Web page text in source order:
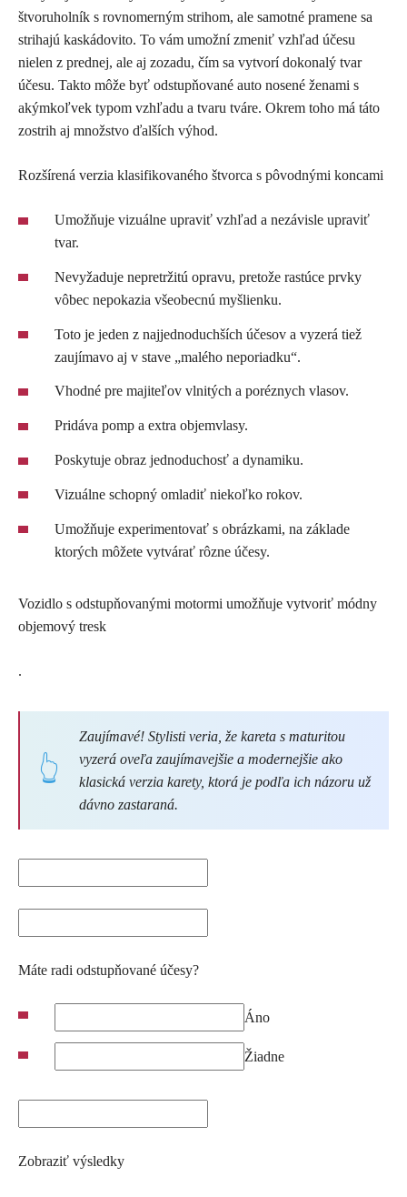
štvoruholník s rovnomerným strihom, ale samotné pramene sa
strihajú kaskádovito. To vám umožní zmeniť vzhľad účesu
nielen z prednej, ale aj zozadu, čím sa vytvorí dokonalý tvar
účesu. Takto môže byť odstupňované auto nosené ženami s
akýmkoľvek typom vzhľadu a tvaru tváre. Okrem toho má táto
zostrih aj množstvo ďalších výhod.
Rozšírená verzia klasifikovaného štvorca s pôvodnými koncami
Umožňuje vizuálne upraviť vzhľad a nezávisle upraviť
tvar.
Nevyžaduje nepretržitú opravu, pretože rastúce prvky
vôbec nepokazia všeobecnú myšlienku.
Toto je jeden z najjednoduchších účesov a vyzerá tiež
zaujímavo aj v stave „malého neporiadku“.
Vhodné pre majiteľov vlnitých a poréznych vlasov.
Pridáva pomp a extra objemvlasy.
Poskytuje obraz jednoduchosť a dynamiku.
Vizuálne schopný omladiť niekoľko rokov.
Umožňuje experimentovať s obrázkami, na základe
ktorých môžete vytvárať rôzne účesy.
Vozidlo s odstupňovanými motormi umožňuje vytvoriť módny
objemový tresk
.
Zaujímavé! Stylisti veria, že kareta s maturitou
vyzerá oveľa zaujímavejšie a modernejšie ako
klasická verzia karety, ktorá je podľa ich názoru už
dávno zastaraná.
Máte radi odstupňované účesy?
Áno
Žiadne
Zobraziť výsledky